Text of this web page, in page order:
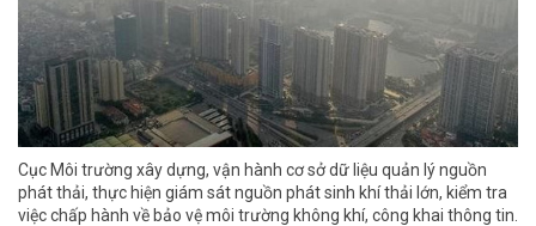
Cục Môi trường xây dựng, vận hành cơ sở dữ liệu quản lý nguồn
phát thải, thực hiện giám sát nguồn phát sinh khí thải lớn, kiểm tra
việc chấp hành về bảo vệ môi trường không khí, công khai thông tin.